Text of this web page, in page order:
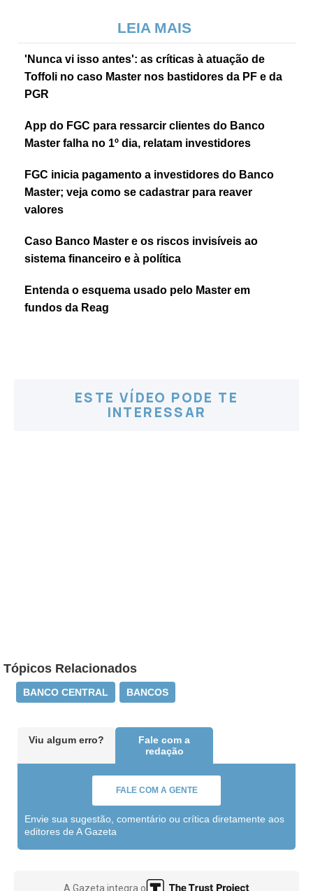
LEIA MAIS
'Nunca vi isso antes': as críticas à atuação de
Toffoli no caso Master nos bastidores da PF e da
PGR
App do FGC para ressarcir clientes do Banco
Master falha no 1º dia, relatam investidores
FGC inicia pagamento a investidores do Banco
Master; veja como se cadastrar para reaver
valores
Caso Banco Master e os riscos invisíveis ao
sistema financeiro e à política
Entenda o esquema usado pelo Master em
fundos da Reag
ESTE VÍDEO PODE TE
INTERESSAR
Tópicos Relacionados
BANCO CENTRAL BANCOS
Viu algum erro?
Fale com a
redação
FALE COM A GENTE
Envie sua sugestão, comentário ou crítica diretamente aos
editores de A Gazeta
A Gazeta integra o